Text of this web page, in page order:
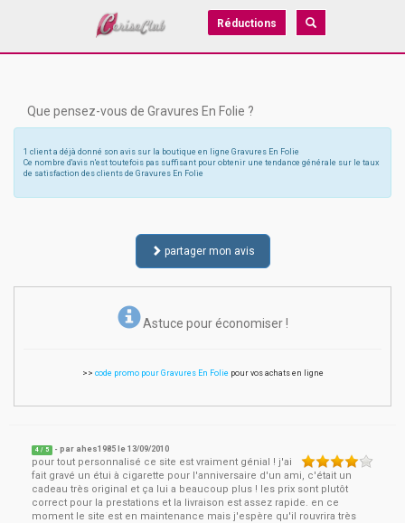
Réductions
Que pensez-vous de Gravures En Folie ?
1 client a déjà donné son avis sur la boutique en ligne Gravures En Folie
Ce nombre d'avis n'est toutefois pas suffisant pour obtenir une tendance générale sur le taux
de satisfaction des clients de Gravures En Folie
partager mon avis
Astuce pour économiser !
>> code promo pour Gravures En Folie pour vos achats en ligne
4 / 5 - par ahes1985 le13/09/2010
pour tout personnalisé ce site est vraiment génial ! j'ai
fait gravé un étui à cigarette pour l'anniversaire d'un ami, c'était un
cadeau très original et ça lui a beaucoup plus ! les prix sont plutôt
correct pour la prestations et la livraison est assez rapide. en ce
moment le site est en maintenance mais j'espère qu'il rouvrira très